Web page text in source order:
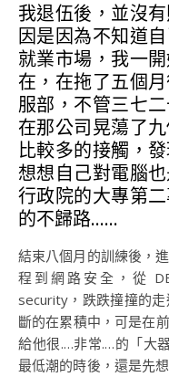
我退伍後，並沒有照原先的計劃出國唸書，原
因是因為不知道
就業市場，我一
在，在拖了五個
服部，不管三七
在那公司晃蕩了
比較多的接觸，
想想自己對電腦
行政院的大專第
的不歸路……
結束八個月的訓練後，
程到網路安全，從
security，跌跌撞撞的
斷的在累積中，可是在
給他很.…非常.…的「大
最低潮的時後，還是先